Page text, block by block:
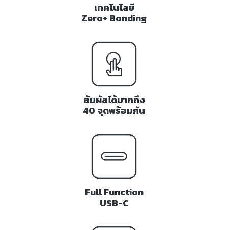
เทคโนโลยี
Zero+ Bonding
สัมผัสได้มากถึง
40 จุดพร้อมกัน
Full Function
USB-C